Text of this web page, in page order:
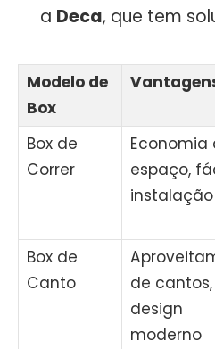
a Deca, que tem
Modelo de
Box
Box de
Correr
Economia
espaço,
instalação
Box de
Canto
de cantos,
design
moderno